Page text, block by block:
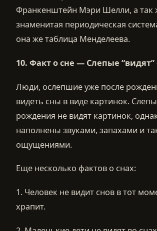
Франкенштейн Мэри Шелли, а так
знаменитая периодическая
она же таблица Менделеева.
10. Факт о сне — Слепые
Люди, ослепшие уже после
видеть сны в виде картинок.
рождения не видят картинок,
наполнены звуками, запахами и
ощущениями.
Еще несколько фактов о снах:
1. Человек не видит снов в тот
храпит.